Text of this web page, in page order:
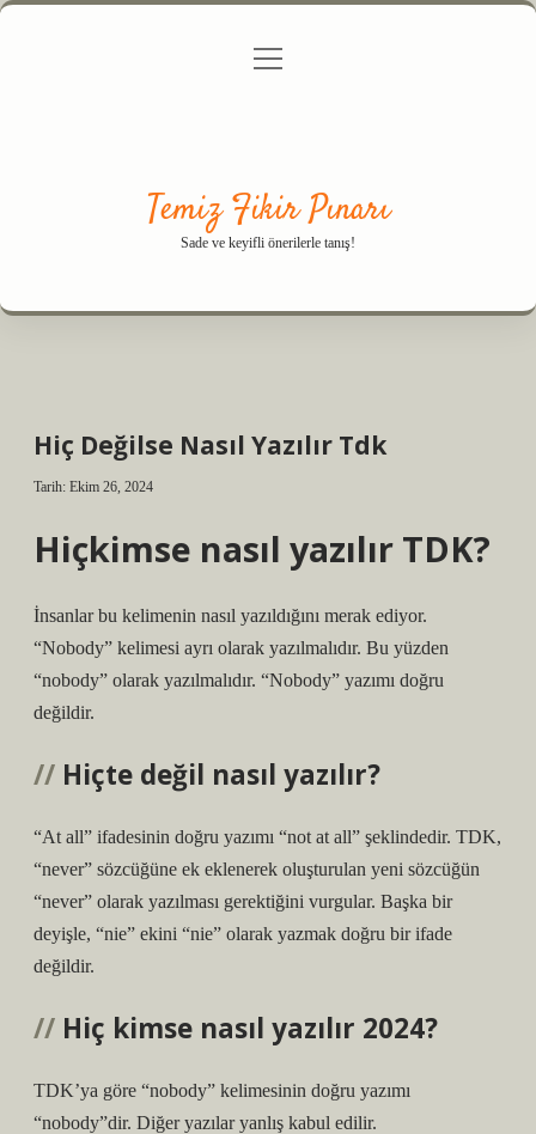
Gizlilik Politikası
menüyü
Temiz Fikir Pınarı
Sade ve keyifli önerilerle tanış!
Hiç Değilse Nasıl Yazılır Tdk
Tarih: Ekim 26, 2024
Hiçkimse nasıl yazılır TDK?
İnsanlar bu kelimenin nasıl yazıldığını merak ediyor.
“Nobody” kelimesi ayrı olarak yazılmalıdır. Bu yüzden
“nobody” olarak yazılmalıdır. “Nobody” yazımı doğru
değildir.
Hiçte değil nasıl yazılır?
“At all” ifadesinin doğru yazımı “not at all” şeklindedir. TDK,
“never” sözcüğüne ek eklenerek oluşturulan yeni sözcüğün
“never” olarak yazılması gerektiğini vurgular. Başka bir
deyişle, “nie” ekini “nie” olarak yazmak doğru bir ifade
değildir.
Hiç kimse nasıl yazılır 2024?
TDK’ya göre “nobody” kelimesinin doğru yazımı
“nobody”dir. Diğer yazılar yanlış kabul edilir.